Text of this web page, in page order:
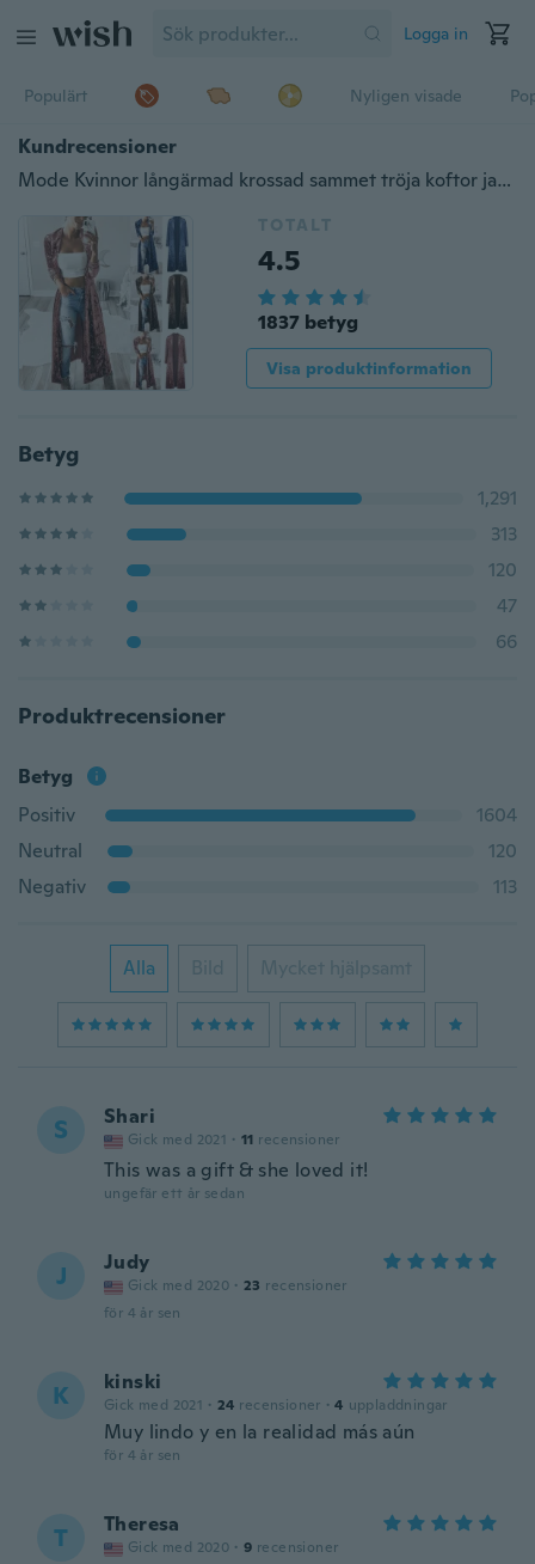
Logga in
Populärt Nyligen visade
Kundrecensioner
Mode Kvinnor långärmad krossad sammet tröja koftor jacka lös kappa utkläder
TOTALT
4.5
1837 betyg
Visa produktinformation
Betyg
1,291
313
120
47
66
Produktrecensioner
Betyg
Positiv
1604
Neutral
120
Negativ
113
Alla Bild Mycket hjälpsamt
S Shari
Gick med 2021 · 11 recensioner
This was a gift & she loved it!
ungefär ett år sedan
J Judy
Gick med 2020 · 23 recensioner
för 4 år sen
K kinski
Gick med 2021 · 24 recensioner · 4 uppladdningar
Muy lindo y en la realidad más aún
för 4 år sen
T Theresa
Gick med 2020 · 9 recensioner